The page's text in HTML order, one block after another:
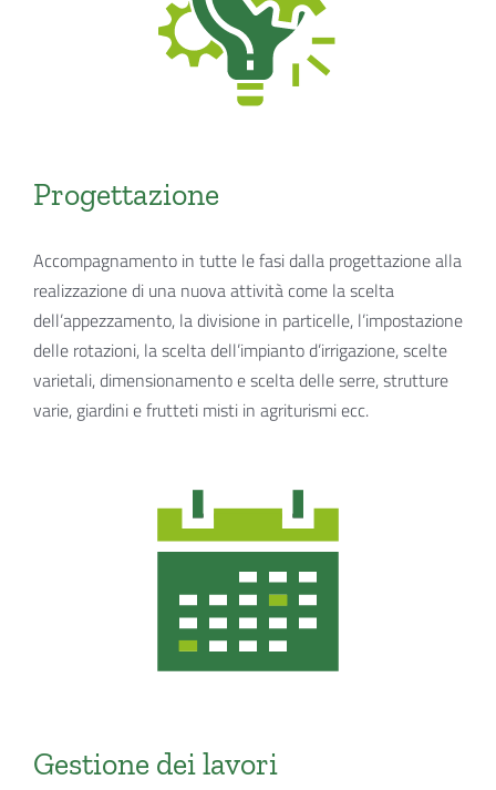
Progettazione
Accompagnamento in tutte le fasi dalla progettazione alla
realizzazione di una nuova attività come la scelta
dell’appezzamento, la divisione in particelle, l’impostazione
delle rotazioni, la scelta dell’impianto d’irrigazione, scelte
varietali, dimensionamento e scelta delle serre, strutture
varie, giardini e frutteti misti in agriturismi ecc.
Gestione dei lavori